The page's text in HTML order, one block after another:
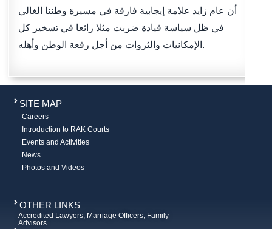
أن عام زايد علامة إيجابية فارقة في مسيرة وطننا الغالي
في ظل سياسة قيادة ضربت مثلا رائعا في تسخير كل
الإمكانيات والثروات من أجل رفعة الوطن وأهله.
SITE MAP
Careers
Introduction to RAK Courts
Events and Activities
News
Photos and Videos
OTHER LINKS
Accredited Lawyers, Marriage Officers, Family
Advisors